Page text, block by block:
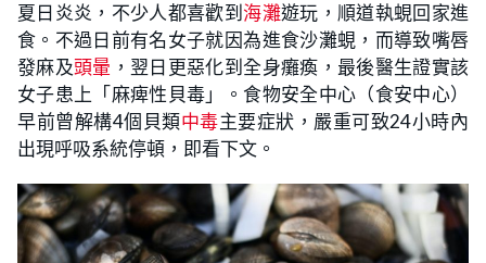
夏日炎炎，不少人都喜歡到 海灘遊玩，順道執蜆回家進
食。不過日前有名女子就因為進食沙灘蜆，而導致嘴唇
發麻及頭暈 ，翌日更惡化到全身癱瘓，最後醫生證實該
女子患上「麻痺性貝毒」。食物安全中心（食安中心）
早前曾解構4個貝類中毒主要症狀，嚴重可致24小時內
出現呼吸系統停頓，即看下文。